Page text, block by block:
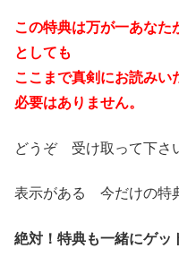
この特典は万が一あなた
としても
ここまで真剣にお読み
必要はありません。
どうぞ 受け取って下さ
表示がある 今だけの特
絶対！特典も一緒にゲッ